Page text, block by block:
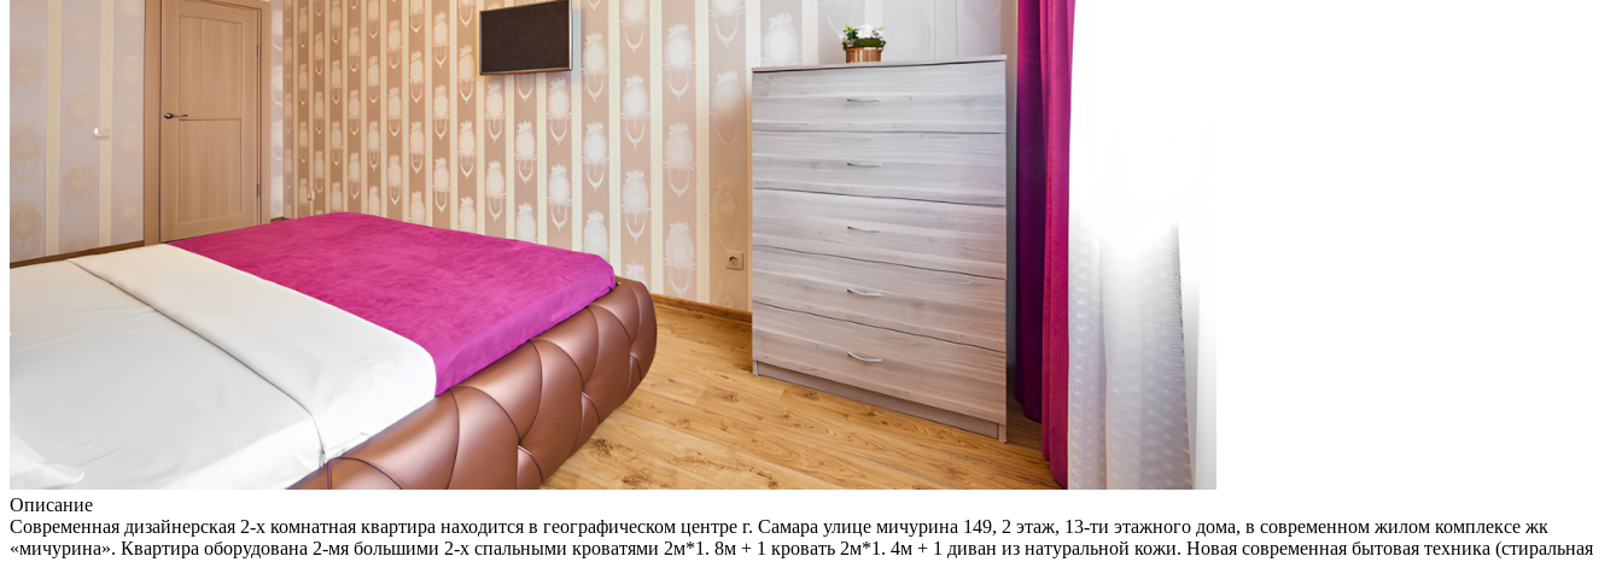
Описание
Современная дизайнерская 2-х комнатная квартира находится в географическом центре г. Самара улице мичурина 149, 2 этаж, 13-ти этажного дома, в современном жилом комплексе жк
«мичурина». Квартира оборудована 2-мя большими 2-х спальными кроватями 2м*1. 8м + 1 кровать 2м*1. 4м + 1 диван из натуральной кожи. Новая современная бытовая техника (стиральная